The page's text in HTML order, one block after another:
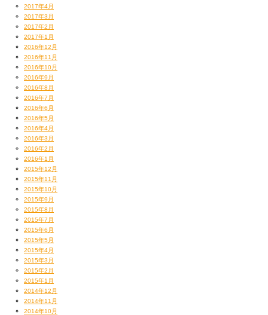
2017年4月
2017年3月
2017年2月
2017年1月
2016年12月
2016年11月
2016年10月
2016年9月
2016年8月
2016年7月
2016年6月
2016年5月
2016年4月
2016年3月
2016年2月
2016年1月
2015年12月
2015年11月
2015年10月
2015年9月
2015年8月
2015年7月
2015年6月
2015年5月
2015年4月
2015年3月
2015年2月
2015年1月
2014年12月
2014年11月
2014年10月